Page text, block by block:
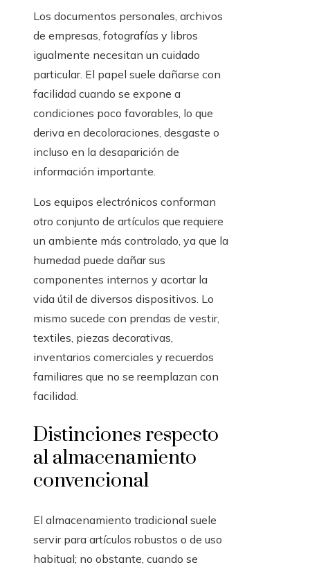
Los documentos personales, archivos
de empresas, fotografías y libros
igualmente necesitan un cuidado
particular. El papel suele dañarse con
facilidad cuando se expone a
condiciones poco favorables, lo que
deriva en decoloraciones, desgaste o
incluso en la desaparición de
información importante.
Los equipos electrónicos conforman
otro conjunto de artículos que requiere
un ambiente más controlado, ya que la
humedad puede dañar sus
componentes internos y acortar la
vida útil de diversos dispositivos. Lo
mismo sucede con prendas de vestir,
textiles, piezas decorativas,
inventarios comerciales y recuerdos
familiares que no se reemplazan con
facilidad.
Distinciones respecto
al almacenamiento
convencional
El almacenamiento tradicional suele
servir para artículos robustos o de uso
habitual; no obstante, cuando se